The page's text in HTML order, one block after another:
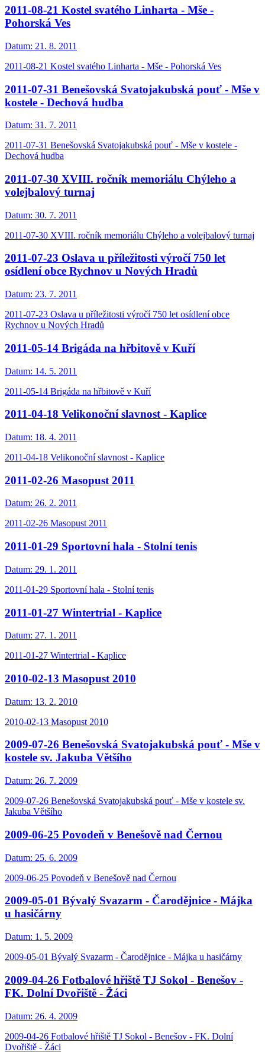
2011-08-21 Kostel svatého Linharta - Mše -
Pohorská Ves
Datum: 21. 8. 2011
2011-08-21 Kostel svatého Linharta - Mše - Pohorská Ves
2011-07-31 Benešovská Svatojakubská pouť - Mše v
kostele - Dechová hudba
Datum: 31. 7. 2011
2011-07-31 Benešovská Svatojakubská pouť - Mše v kostele -
Dechová hudba
2011-07-30 XVIII. ročník memoriálu Chýleho a
volejbalový turnaj
Datum: 30. 7. 2011
2011-07-30 XVIII. ročník memoriálu Chýleho a volejbalový turnaj
2011-07-23 Oslava u příležitosti výročí 750 let
osídlení obce Rychnov u Nových Hradů
Datum: 23. 7. 2011
2011-07-23 Oslava u příležitosti výročí 750 let osídlení obce
Rychnov u Nových Hradů
2011-05-14 Brigáda na hřbitově v Kuří
Datum: 14. 5. 2011
2011-05-14 Brigáda na hřbitově v Kuří
2011-04-18 Velikonoční slavnost - Kaplice
Datum: 18. 4. 2011
2011-04-18 Velikonoční slavnost - Kaplice
2011-02-26 Masopust 2011
Datum: 26. 2. 2011
2011-02-26 Masopust 2011
2011-01-29 Sportovní hala - Stolní tenis
Datum: 29. 1. 2011
2011-01-29 Sportovní hala - Stolní tenis
2011-01-27 Wintertrial - Kaplice
Datum: 27. 1. 2011
2011-01-27 Wintertrial - Kaplice
2010-02-13 Masopust 2010
Datum: 13. 2. 2010
2010-02-13 Masopust 2010
2009-07-26 Benešovská Svatojakubská pouť - Mše v
kostele sv. Jakuba Většího
Datum: 26. 7. 2009
2009-07-26 Benešovská Svatojakubská pouť - Mše v kostele sv.
Jakuba Většího
2009-06-25 Povodeň v Benešově nad Černou
Datum: 25. 6. 2009
2009-06-25 Povodeň v Benešově nad Černou
2009-05-01 Bývalý Svazarm - Čarodějnice - Májka
u hasičárny
Datum: 1. 5. 2009
2009-05-01 Bývalý Svazarm - Čarodějnice - Májka u hasičárny
2009-04-26 Fotbalové hřiště TJ Sokol - Benešov -
FK. Dolní Dvořiště - Žáci
Datum: 26. 4. 2009
2009-04-26 Fotbalové hřiště TJ Sokol - Benešov - FK. Dolní
Dvořiště - Žáci